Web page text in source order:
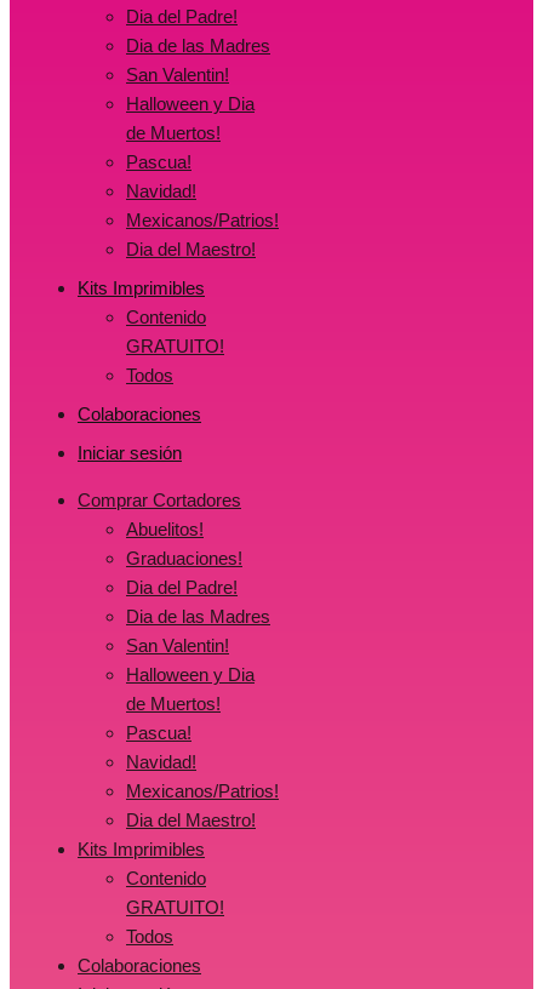
Dia del Padre!
Dia de las Madres
San Valentin!
Halloween y Dia
de Muertos!
Pascua!
Navidad!
Mexicanos/Patrios!
Dia del Maestro!
Kits Imprimibles
Contenido
GRATUITO!
Todos
Colaboraciones
Iniciar sesión
Comprar Cortadores
Abuelitos!
Graduaciones!
Dia del Padre!
Dia de las Madres
San Valentin!
Halloween y Dia
de Muertos!
Pascua!
Navidad!
Mexicanos/Patrios!
Dia del Maestro!
Kits Imprimibles
Contenido
GRATUITO!
Todos
Colaboraciones